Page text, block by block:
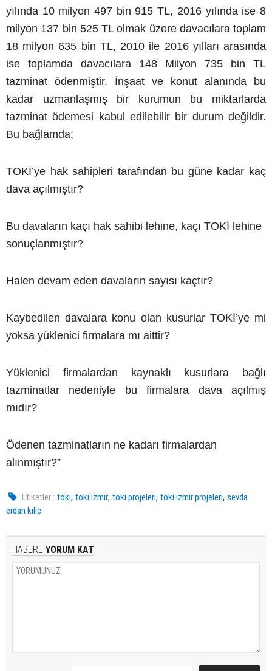
yılında 10 milyon 497 bin 915 TL, 2016 yılında ise 8
milyon 137 bin 525 TL olmak üzere davacılara toplam
18 milyon 635 bin TL, 2010 ile 2016 yılları arasında
ise toplamda davacılara 148 Milyon 735 bin TL
tazminat ödenmiştir. İnşaat ve konut alanında bu
kadar uzmanlaşmış bir kurumun bu miktarlarda
tazminat ödemesi kabul edilebilir bir durum değildir.
Bu bağlamda;
TOKİ’ye hak sahipleri tarafından bu güne kadar kaç
dava açılmıştır?
Bu davaların kaçı hak sahibi lehine, kaçı TOKİ lehine
sonuçlanmıştır?
Halen devam eden davaların sayısı kaçtır?
Kaybedilen davalara konu olan kusurlar TOKİ’ye mi
yoksa yüklenici firmalara mı aittir?
Yüklenici firmalardan kaynaklı kusurlara bağlı
tazminatlar nedeniyle bu firmalara dava açılmış
mıdır?
Ödenen tazminatların ne kadarı firmalardan
alınmıştır?”
Etiketler : toki,toki izmir,toki projeleri,toki izmir projeleri,sevda
erdan kılıç
HABERE YORUM KAT